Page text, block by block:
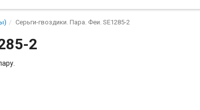
Серьги-гвоздики. Пара. Феи. SE1285-2
2